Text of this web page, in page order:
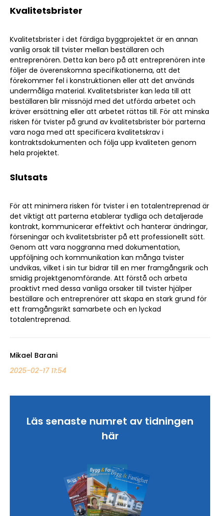
Sök artikel
Kvalitetsbrister
Kvalitetsbrister i det färdiga byggprojektet är en annan
vanlig orsak till tvister mellan beställaren och
entreprenören. Detta kan bero på att entreprenören inte
följer de överenskomna specifikationerna, att det
förekommer fel i konstruktionen eller att det används
undermåliga material. Kvalitetsbrister kan leda till att
beställaren blir missnöjd med det utförda arbetet och
kräver ersättning eller att arbetet rättas till. För att minska
risken för tvister på grund av kvalitetsbrister bör parterna
vara noga med att specificera kvalitetskrav i
kontraktsdokumenten och följa upp kvaliteten genom
hela projektet.
Slutsats
För att minimera risken för tvister i en totalentreprenad är
det viktigt att parterna etablerar tydliga och detaljerade
kontrakt, kommunicerar effektivt och hanterar ändringar,
förseningar och kvalitetsbrister på ett professionellt sätt.
Genom att vara noggranna med dokumentation,
uppföljning och kommunikation kan många tvister
undvikas, vilket i sin tur bidrar till en mer framgångsrik och
smidig projektgenomförande. Att förstå och arbeta
proaktivt med dessa vanliga orsaker till tvister hjälper
beställare och entreprenörer att skapa en stark grund för
ett framgångsrikt samarbete och en lyckad
totalentreprenad.
Mikael Barani
2025-02-17 11:54
Läs senaste numret av tidningen
här